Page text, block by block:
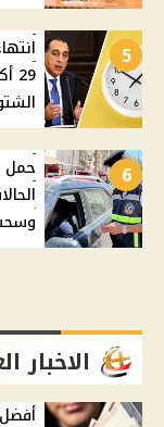
5
6
حمل
الاخبار